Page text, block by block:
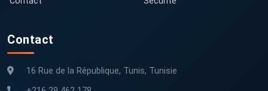
Contact
16 Rue de la République, Tunis, Tunisie